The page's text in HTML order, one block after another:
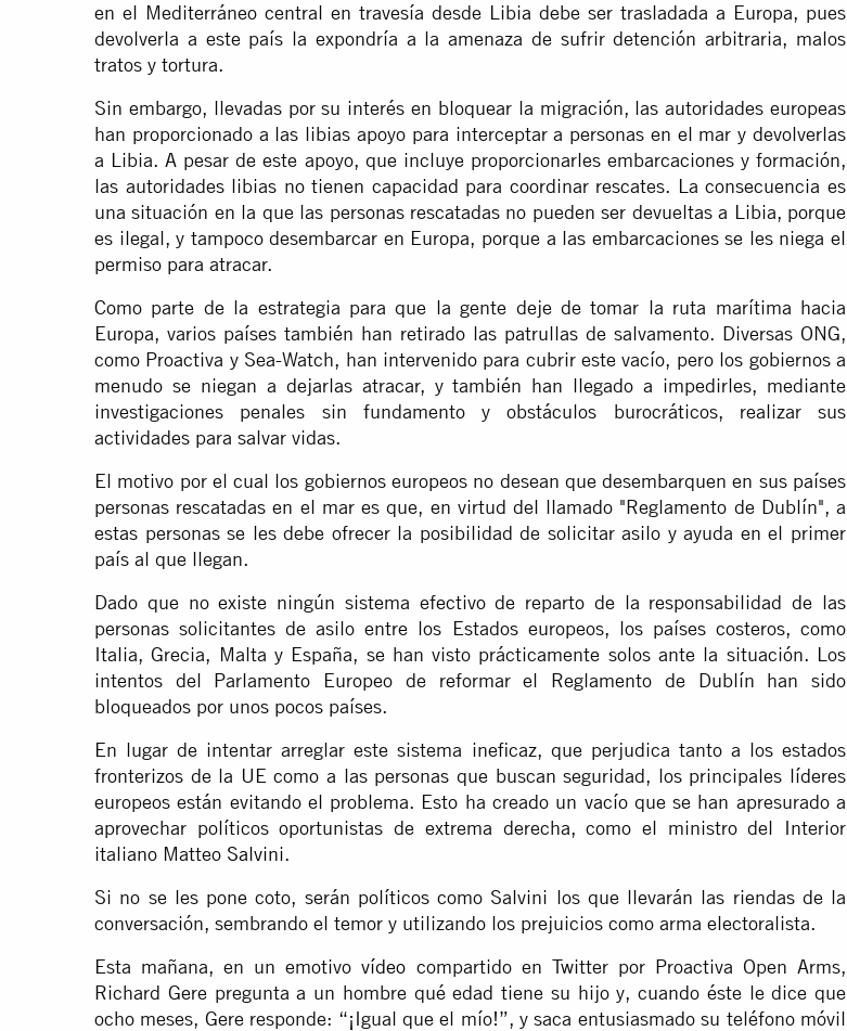
en el Mediterráneo central en travesía desde Libia debe ser trasladada a Europa, pues
devolverla a este país la expondría a la amenaza de sufrir detención arbitraria, malos
tratos y tortura.
Sin embargo, llevadas por su interés en bloquear la migración, las autoridades europeas
han proporcionado a las libias apoyo para interceptar a personas en el mar y devolverlas
a Libia. A pesar de este apoyo, que incluye proporcionarles embarcaciones y formación,
las autoridades libias no tienen capacidad para coordinar rescates. La consecuencia es
una situación en la que las personas rescatadas no pueden ser devueltas a Libia, porque
es ilegal, y tampoco desembarcar en Europa, porque a las embarcaciones se les niega el
permiso para atracar.
Como parte de la estrategia para que la gente deje de tomar la ruta marítima hacia
Europa, varios países también han retirado las patrullas de salvamento. Diversas ONG,
como Proactiva y Sea-Watch, han intervenido para cubrir este vacío, pero los gobiernos a
menudo se niegan a dejarlas atracar, y también han llegado a impedirles, mediante
investigaciones penales sin fundamento y obstáculos burocráticos, realizar sus
actividades para salvar vidas.
El motivo por el cual los gobiernos europeos no desean que desembarquen en sus países
personas rescatadas en el mar es que, en virtud del llamado "Reglamento de Dublín", a
estas personas se les debe ofrecer la posibilidad de solicitar asilo y ayuda en el primer
país al que llegan.
Dado que no existe ningún sistema efectivo de reparto de la responsabilidad de las
personas solicitantes de asilo entre los Estados europeos, los países costeros, como
Italia, Grecia, Malta y España, se han visto prácticamente solos ante la situación. Los
intentos del Parlamento Europeo de reformar el Reglamento de Dublín han sido
bloqueados por unos pocos países.
En lugar de intentar arreglar este sistema ineficaz, que perjudica tanto a los estados
fronterizos de la UE como a las personas que buscan seguridad, los principales líderes
europeos están evitando el problema. Esto ha creado un vacío que se han apresurado a
aprovechar políticos oportunistas de extrema derecha, como el ministro del Interior
italiano Matteo Salvini.
Si no se les pone coto, serán políticos como Salvini los que llevarán las riendas de la
conversación, sembrando el temor y utilizando los prejuicios como arma electoralista.
Esta mañana, en un emotivovídeo compartido en Twitter por Proactiva Open Arms,
Richard Gere pregunta a un hombre qué edad tiene su hijo y, cuando éste le dice que
ocho meses, Gere responde: “¡Igual que el mío!”, y saca entusiasmado su teléfono móvil